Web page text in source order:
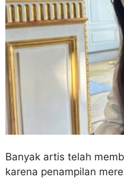
Banyak artis telah
karena penampilan